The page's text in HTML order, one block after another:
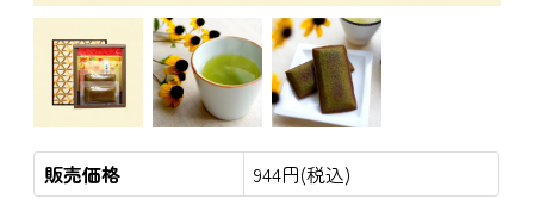
販売価格 944円(税込)